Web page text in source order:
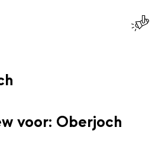
voor: Oberjoch